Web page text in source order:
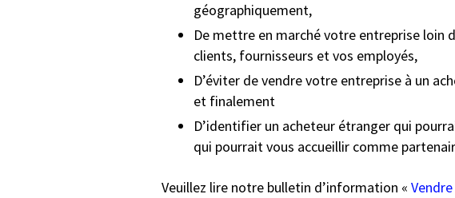
géographiquement,
De mettre en marché votre entreprise loin
clients, fournisseurs et vos employés,
D’éviter de vendre votre entreprise à un
et finalement
D’identifier un acheteur étranger qui
qui pourrait vous accueillir comme
Veuillez lire notre bulletin d’information «